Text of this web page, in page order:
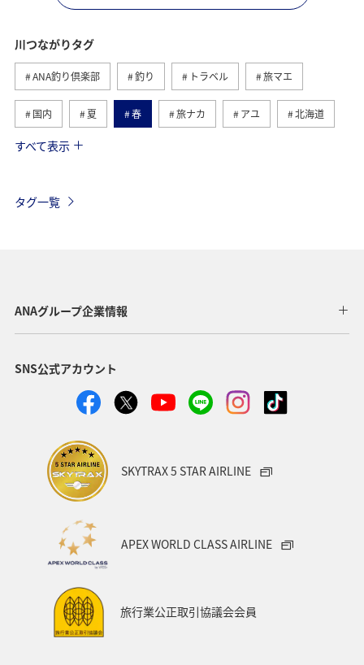
川つながりタグ
ANA釣り倶楽部 釣り トラベル 旅マエ
国内 夏 春 旅ナカ アユ 北海道
秋 ヤマメ
北陸地方 徳島県 宮崎県 鳥取県
神奈川県 東京都
熊本県 九州地方 大分県
中国地方
ANAグルメマイル
自然・植物
福岡県 福島県
タイ
東海地方
すべて表示
タグ一覧
ANAグループ企業情報
SNS公式アカウント
SKYTRAX 5 STAR AIRLINE
APEX WORLD CLASS AIRLINE
旅行業公正取引協議会会員